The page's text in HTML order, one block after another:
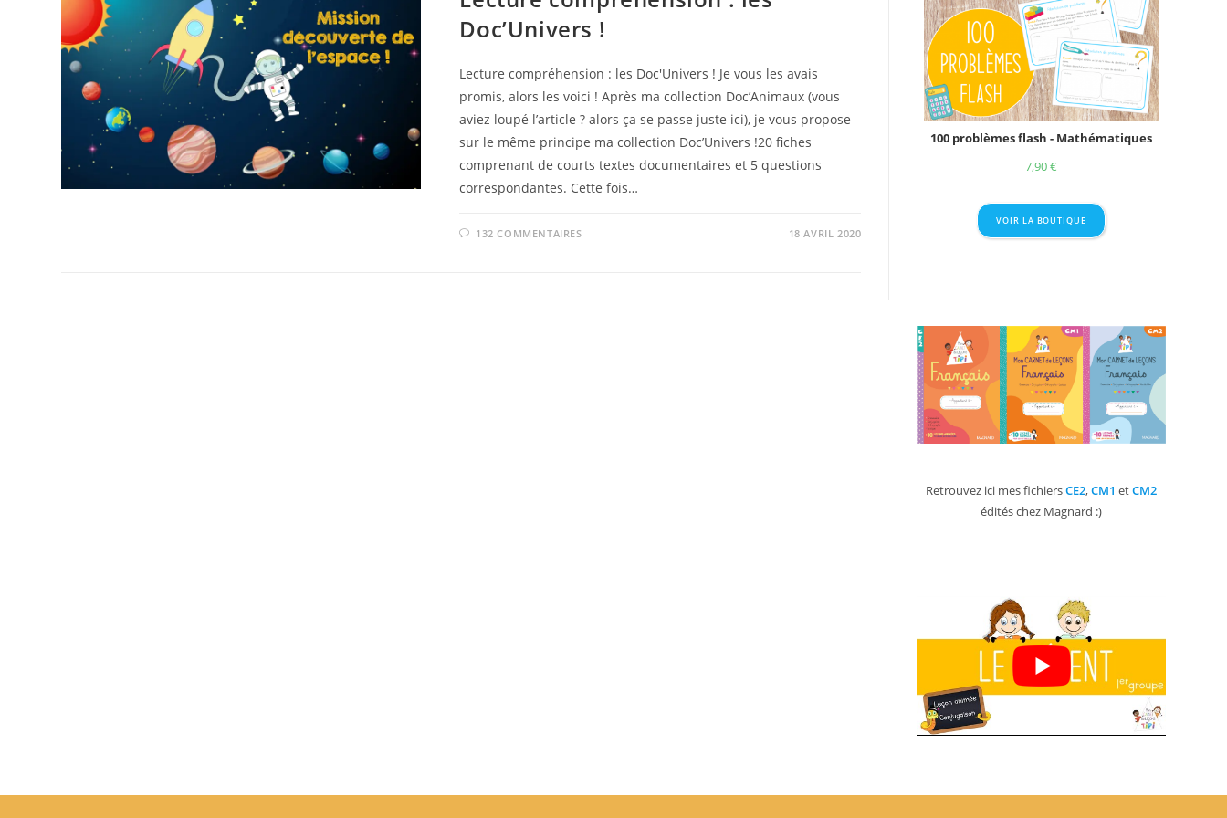
Doc’Univers !
Lecture compréhension : les Doc'Univers ! Je vous les avais
promis, alors les voici ! Après ma collection Doc’Animaux (vous
aviez loupé l’article ? alors ça se passe juste ici), je vous propose
sur le même principe ma collection Doc’Univers !20 fiches
comprenant de courts textes documentaires et 5 questions
correspondantes. Cette fois…
132 COMMENTAIRES 18 AVRIL 2020
100 problèmes flash - Mathématiques
7,90€
VOIR LA BOUTIQUE
Retrouvez ici mes fichiersCE2,CM1 etCM2
édités chez Magnard :)